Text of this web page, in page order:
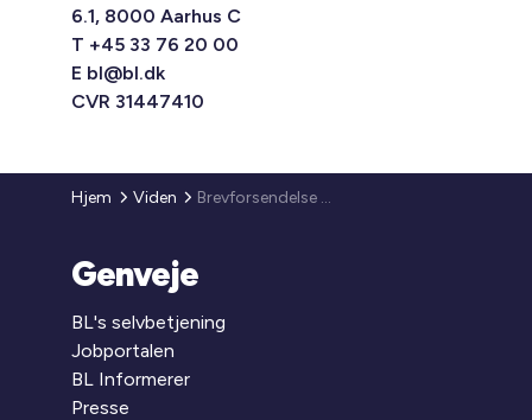
6.1, 8000 Aarhus C
T +45 33 76 20 00
E bl@bl.dk
CVR 31447410
Hjem Viden Brevforsendelse pr. 1. januar 2026
Genveje
BL's selvbetjening
Jobportalen
BL Informerer
Presse